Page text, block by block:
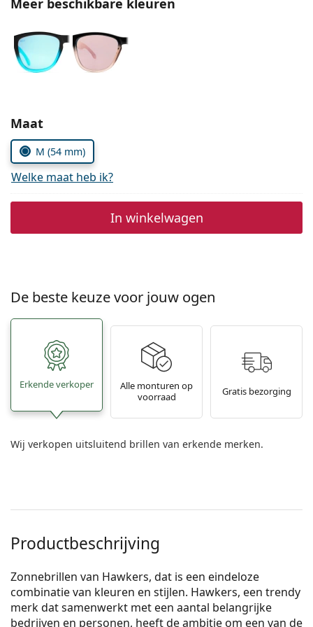
Persol
Prada
Alle merken
Kies parameters:
Maat
M (54 mm)
Welke maat heb ik?
In winkelwagen
De beste keuze voor jouw ogen
Erkende verkoper
Alle monturen op
voorraad
Gratis bezorging
Wij verkopen uitsluitend brillen van erkende merken.
Productbeschrijving
Zonnebrillen van Hawkers, dat is een eindeloze
combinatie van kleuren en stijlen. Hawkers, een trendy
merk dat samenwerkt met een aantal belangrijke
bedrijven en personen, heeft de ambitie om een van de